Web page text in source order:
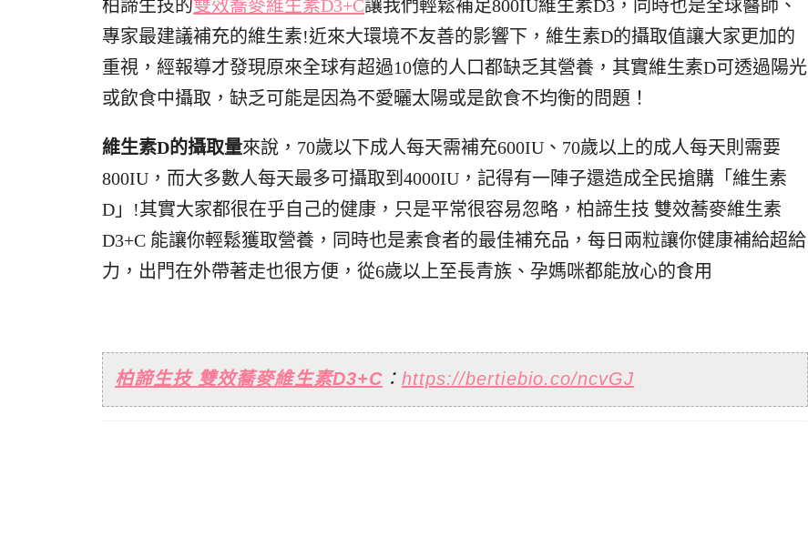
柏諦生技的雙效蕎麥維生素D3+C讓我們輕鬆補足800IU維生素D3，同時也是全球醫師、
專家最建議補充的維生素!近來大環境不友善的影響下，維生素D的攝取值讓大家更加的
重視，經報導才發現原來全球有超過10億的人口都缺乏其營養，其實維生素D可透過陽光
或飲食中攝取，缺乏可能是因為不愛曬太陽或是飲食不均衡的問題！
維生素D的攝取量來說，70歲以下成人每天需補充600IU、70歲以上的成人每天則需要
800IU，而大多數人每天最多可攝取到4000IU，記得有一陣子還造成全民搶購「維生素
D」!其實大家都很在乎自己的健康，只是平常很容易忽略，柏諦生技 雙效蕎麥維生素
D3+C 能讓你輕鬆獲取營養，同時也是素食者的最佳補充品，每日兩粒讓你健康補給超給
力，出門在外帶著走也很方便，從6歲以上至長青族、孕媽咪都能放心的食用
柏諦生技 雙效蕎麥維生素D3+C： https://bertiebio.co/ncvGJ